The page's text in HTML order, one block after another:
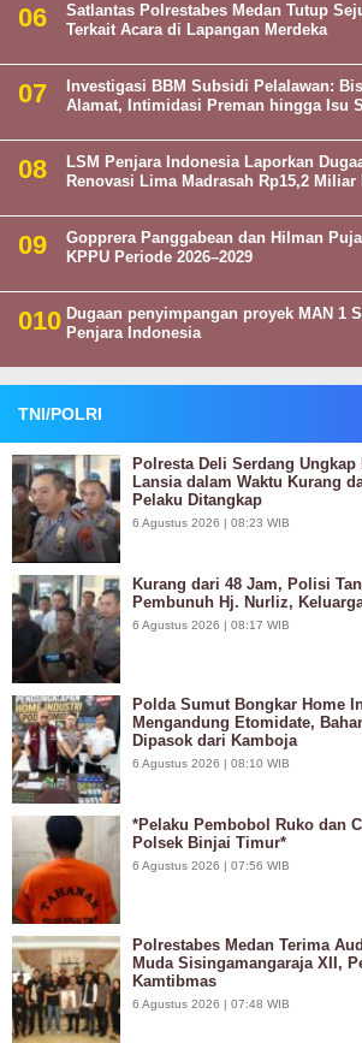
Satlantas Polrestabes Medan Tutup
Terkait Acara di Lapangan Merdeka
Investigasi BBM Subsidi Pelalawan:
Alamat, Intimidasi Preman hingga Isu
LSM Penjara Indonesia Laporkan
Renovasi Lima Madrasah Rp15,2 Miliar
Gopprera Panggabean dan Hilman
KPPU Periode 2026–2029
Dugaan penyimpangan proyek MAN 1
Penjara Indonesia
TNI/POLRI
Polresta Deli Serdang
Lansia dalam Waktu Kurang
Pelaku Ditangkap
6 Agustus 2026 | 08:23 WIB
Kurang dari 48 Jam, Polisi
Pembunuh Hj. Nurliz,
6 Agustus 2026 | 08:17 WIB
Polda Sumut Bongkar Home
Mengandung Etomidate,
Dipasok dari Kamboja
6 Agustus 2026 | 08:10 WIB
*Pelaku Pembobol Ruko dan
Polsek Binjai Timur*
6 Agustus 2026 | 07:56 WIB
Polrestabes Medan Terima
Muda Sisingamangaraja XII,
Kamtibmas
6 Agustus 2026 | 07:48 WIB